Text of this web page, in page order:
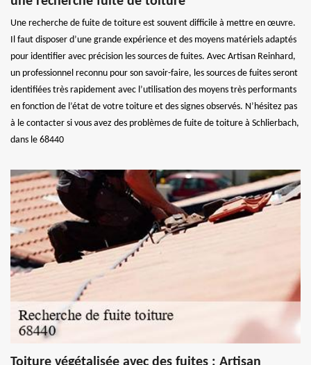
Une recherche de fuite de toiture est souvent difficile à mettre en œuvre.
Il faut disposer d’une grande expérience et des moyens matériels adaptés
pour identifier avec précision les sources de fuites. Avec Artisan Reinhard,
un professionnel reconnu pour son savoir-faire, les sources de fuites seront
identifiées très rapidement avec l’utilisation des moyens très performants
en fonction de l’état de votre toiture et des signes observés. N’hésitez pas
à le contacter si vous avez des problèmes de fuite de toiture à Schlierbach,
dans le 68440
Toiture végétalisée avec des fuites : Artisan